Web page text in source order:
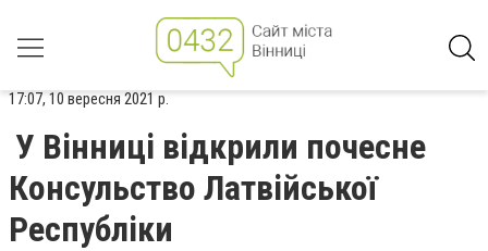
17:07, 10 вересня 2021 р.
У Вінниці відкрили почесне
Консульство Латвійської
Республіки